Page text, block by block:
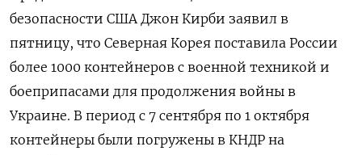
безопасности США Джон Кирби заявил в
пятницу, что Северная Корея поставила России
более 1000 контейнеров с военной техникой и
боеприпасами для продолжения войны в
Украине. В период с 7 сентября по 1 октября
контейнеры были погружены в КНДР на